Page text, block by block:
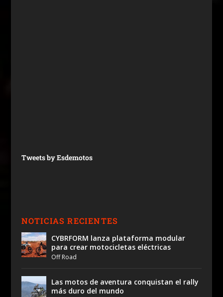
Tweets by Esdemotos
NOTICIAS RECIENTES
CYBRFORM lanza plataforma modular
para crear motocicletas eléctricas
Off Road
Las motos de aventura conquistan el rally
más duro del mundo